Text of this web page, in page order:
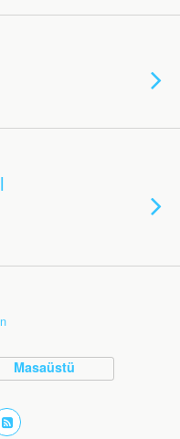
Masaüstü